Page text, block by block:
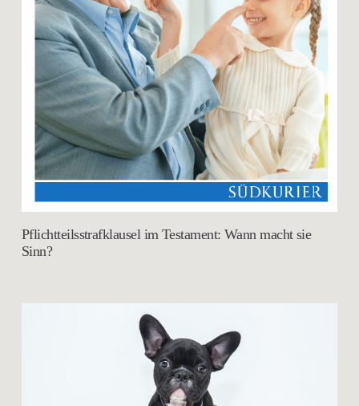
Pflichtteilsstrafklausel im Testament: Wann macht sie
Sinn?